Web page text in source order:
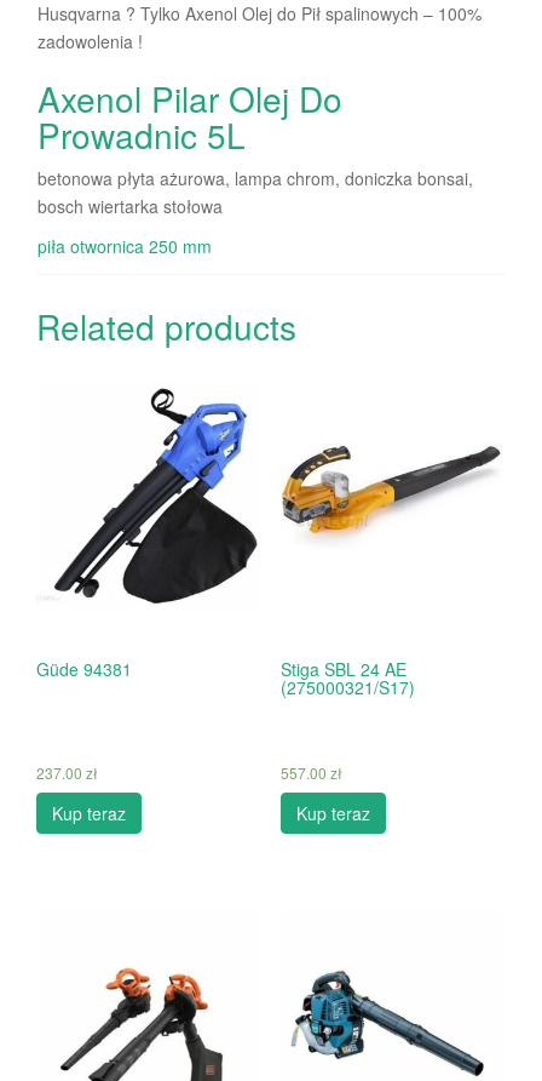
Husqvarna ? Tylko Axenol Olej do Pił spalinowych – 100%
zadowolenia !
Axenol Pilar Olej Do
Prowadnic 5L
betonowa płyta ażurowa, lampa chrom, doniczka bonsai,
bosch wiertarka stołowa
piła otwornica 250 mm
Related products
Güde 94381
237.00 zł
Kup teraz
Stiga SBL 24 AE
(275000321/S17)
557.00 zł
Kup teraz